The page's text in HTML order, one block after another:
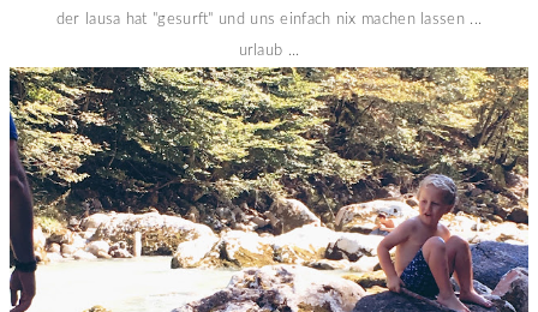
der lausa hat "gesurft" und uns einfach nix machen lassen ...
urlaub ...